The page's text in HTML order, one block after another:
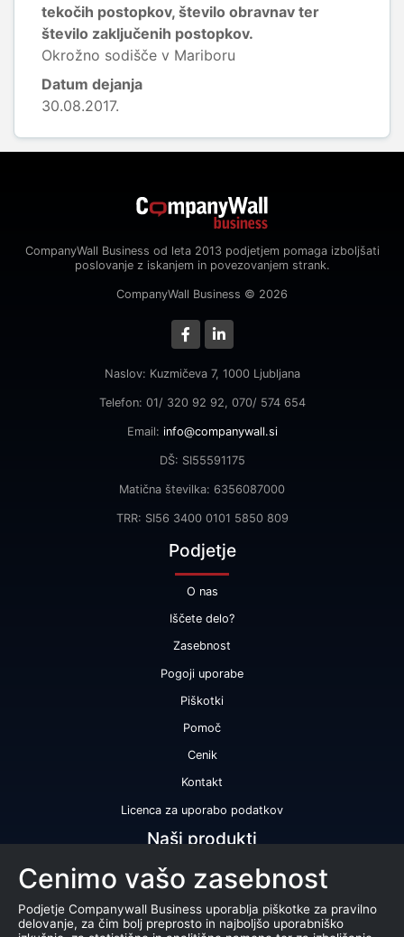
tekočih postopkov, število obravnav ter
število zaključenih postopkov.
Okrožno sodišče v Mariboru
Datum dejanja
30.08.2017.
CompanyWall Business od leta 2013 podjetjem pomaga izboljšati
poslovanje z iskanjem in povezovanjem strank.
CompanyWall Business © 2026
Naslov: Kuzmičeva 7, 1000 Ljubljana
Telefon: 01/ 320 92 92, 070/ 574 654
Email: info@companywall.si
DŠ: SI55591175
Matična številka: 6356087000
TRR: SI56 3400 0101 5850 809
Podjetje
O nas
Iščete delo?
Zasebnost
Pogoji uporabe
Piškotki
Pomoč
Cenik
Kontakt
Licenca za uporabo podatkov
Naši produkti
Bonitetna ocena
Bonitetno poročilo
Certifikat bonitetne odličnosti
Cenimo vašo zasebnost
Podjetje Companywall Business uporablja piškotke za pravilno
delovanje, za čim bolj preprosto in najboljšo uporabniško